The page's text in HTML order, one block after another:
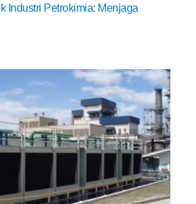
Industri Petrokimia: Menjaga